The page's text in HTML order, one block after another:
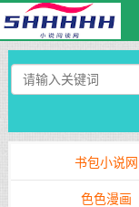
书包小说网
色色漫画